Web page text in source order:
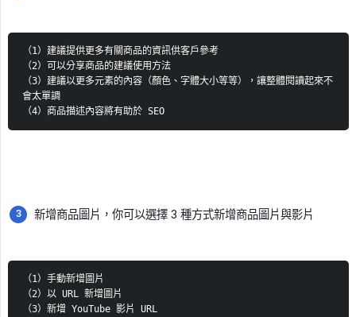
（1）建議提供更多有關商品的資訊供客戶參考
（2）可以分享商品的建議使用方法
（3）建議以更多元素的內容（顏色、字體大小等等），讓整體閱讀起來不
會太單調
（4）商品描述內容將有助於 SEO
新增商品圖片，你可以選擇 3 種方式新增商品圖片與影片
（1）手動新增圖片
（2）以 URL 新增圖片
（3）新增 YouTube 影片 URL